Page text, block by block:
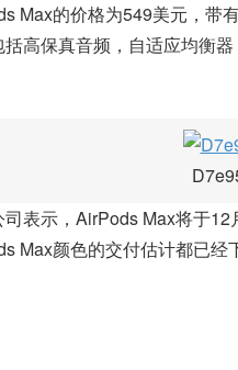
Max的价格为549美元，带
括高保真音频，自适应均衡
司表示，AirPods Max将于
Max颜色的交付估计都已